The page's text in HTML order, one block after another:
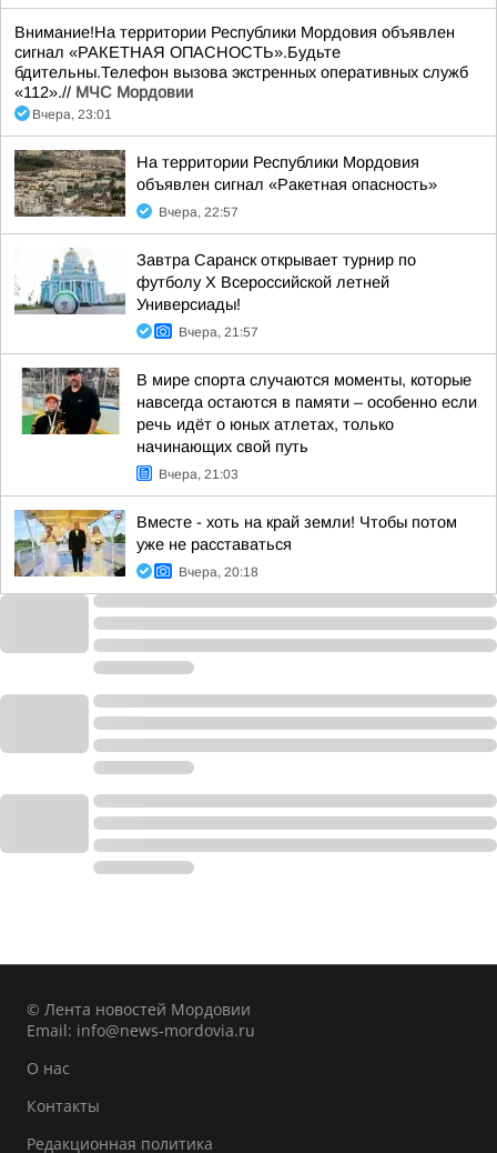
Внимание!На территории Республики Мордовия объявлен
сигнал «РАКЕТНАЯ ОПАСНОСТЬ».Будьте
бдительны.Телефон вызова экстренных оперативных служб
«112».// МЧС Мордовии
Вчера, 23:01
На территории Республики Мордовия
объявлен сигнал «Ракетная опасность»
Вчера, 22:57
Завтра Саранск открывает турнир по
футболу X Всероссийской летней
Универсиады!
Вчера, 21:57
В мире спорта случаются моменты, которые
навсегда остаются в памяти – особенно если
речь идёт о юных атлетах, только
начинающих свой путь
Вчера, 21:03
Вместе - хоть на край земли! Чтобы потом
уже не расставаться
Вчера, 20:18
© Лента новостей Мордовии
Email: info@news-mordovia.ru
О нас
Контакты
Редакционная политика